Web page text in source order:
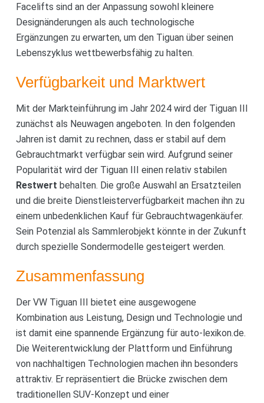
Facelifts sind an der Anpassung sowohl kleinere
Designänderungen als auch technologische
Ergänzungen zu erwarten, um den Tiguan über seinen
Lebenszyklus wettbewerbsfähig zu halten.
Verfügbarkeit und Marktwert
Mit der Markteinführung im Jahr 2024 wird der Tiguan III
zunächst als Neuwagen angeboten. In den folgenden
Jahren ist damit zu rechnen, dass er stabil auf dem
Gebrauchtmarkt verfügbar sein wird. Aufgrund seiner
Popularität wird der Tiguan III einen relativ stabilen
Restwert behalten. Die große Auswahl an Ersatzteilen
und die breite Dienstleisterverfügbarkeit machen ihn zu
einem unbedenklichen Kauf für Gebrauchtwagenkäufer.
Sein Potenzial als Sammlerobjekt könnte in der Zukunft
durch spezielle Sondermodelle gesteigert werden.
Zusammenfassung
Der VW Tiguan III bietet eine ausgewogene
Kombination aus Leistung, Design und Technologie und
ist damit eine spannende Ergänzung für auto-lexikon.de.
Die Weiterentwicklung der Plattform und Einführung
von nachhaltigen Technologien machen ihn besonders
attraktiv. Er repräsentiert die Brücke zwischen dem
traditionellen SUV-Konzept und einer